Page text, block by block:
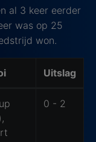
al 3 keer eerder
was op 25
won.
Uitslag
0 - 2